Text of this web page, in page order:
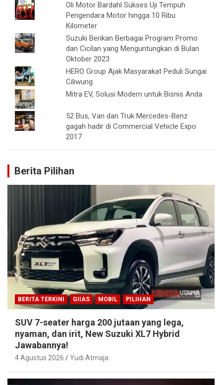
Oli Motor Bardahl Sukses Uji Tempuh
Pengendara Motor hingga 10 Ribu
Kilometer
Suzuki Berikan Berbagai Program Promo
dan Cicilan yang Menguntungkan di Bulan
Oktober 2023
HERO Group Ajak Masyarakat Peduli Sungai
Ciliwung
Mitra EV, Solusi Modern untuk Bisnis Anda
52 Bus, Van dan Truk Mercedes-Benz
gagah hadir di Commercial Vehicle Expo
2017
Berita Pilihan
BERITA TERKINI GIIAS MOBIL PILIHAN
SUV 7-seater harga 200 jutaan yang lega,
nyaman, dan irit, New Suzuki XL7 Hybrid
Jawabannya!
4 Agustus 2026 Yudi Atmaja